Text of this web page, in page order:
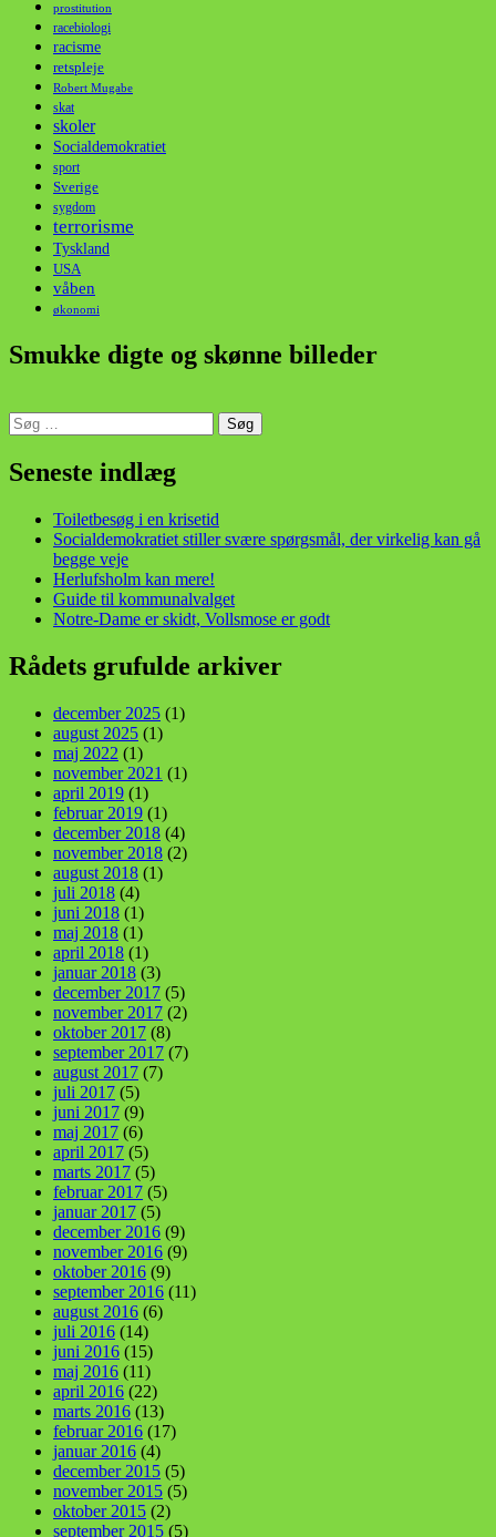
prostitution
racebiologi
racisme
retspleje
Robert Mugabe
skat
skoler
Socialdemokratiet
sport
Sverige
sygdom
terrorisme
Tyskland
USA
våben
økonomi
Smukke digte og skønne billeder
Søg
efter:
Seneste indlæg
Toiletbesøg i en krisetid
Socialdemokratiet stiller svære spørgsmål, der virkelig kan gå
begge veje
Herlufsholm kan mere!
Guide til kommunalvalget
Notre-Dame er skidt, Vollsmose er godt
Rådets grufulde arkiver
december 2025 (1)
august 2025 (1)
maj 2022 (1)
november 2021 (1)
april 2019 (1)
februar 2019 (1)
december 2018 (4)
november 2018 (2)
august 2018 (1)
juli 2018 (4)
juni 2018 (1)
maj 2018 (1)
april 2018 (1)
januar 2018 (3)
december 2017 (5)
november 2017 (2)
oktober 2017 (8)
september 2017 (7)
august 2017 (7)
juli 2017 (5)
juni 2017 (9)
maj 2017 (6)
april 2017 (5)
marts 2017 (5)
februar 2017 (5)
januar 2017 (5)
december 2016 (9)
november 2016 (9)
oktober 2016 (9)
september 2016 (11)
august 2016 (6)
juli 2016 (14)
juni 2016 (15)
maj 2016 (11)
april 2016 (22)
marts 2016 (13)
februar 2016 (17)
januar 2016 (4)
december 2015 (5)
november 2015 (5)
oktober 2015 (2)
september 2015 (5)